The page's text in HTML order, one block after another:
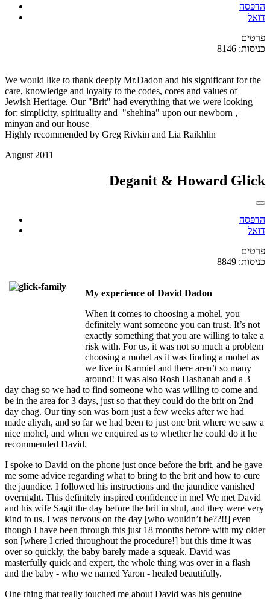
הדפסה
דואל
פרטים
כניסות: 8146
We would like to thank deeply Mr.Dadon and his significant for the
care, knowledge and loyalty to the codes, cores and values of
Jewish Heritage. Our "Brit" had everything that we were looking
for: simplicity, spirituality and "shehina" upon our newborn ,
minyan and our house
Highly recommended by Greg Rivkin and Lia Raikhlin
August 2011
Deganit & Howard Glick
הדפסה
דואל
פרטים
כניסות: 8849
My experience of David Dadon
When it comes to choosing a mohel, you
definitely want someone you can trust. It’s not
exactly something that you are willing to take a
risk with. For us, it was not so much a problem
choosing a mohel as it was finding a mohel as
we live in Karmiel and there aren’t so many
around! It was also Rosh Hashanah and a 3
day chag so we had to find someone who was willing to come and
be in the area for 3 days, just so that they could do the brit on 2nd
day chag. Our tiny son was born just a few weeks after we had
made aliyah, and so far we had been to just one brit where we saw a
nice mohel, and when we enquired as to whether he could do it he
recommended David.
I spoke to David on the phone just once before the brit, and he gave
me some advice regarding what to bring to the brit and how to cure
the jaundice. I followed his instructions and the jaundice vanished
overnight. This definitely inspired confidence in me! We met David
and his wife Sagit the day before the brit in shul, and they were very
kind to us. I was nervous on the day [who wouldn’t be??!!] even
though I have been through this just 18 months before with my older
son [where I cried throughout the procedure!] but this time it was
over so quickly, the baby barely made a squeak. David was
masterfully quick and expert, the whole thing was over in a flash
and the baby - who we named Yaron - healed beautifully.
One thing that really touched me about David was his genuine